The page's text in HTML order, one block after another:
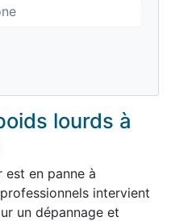
lourds à
en panne à
intervient
un dépannage et